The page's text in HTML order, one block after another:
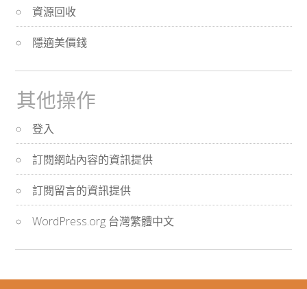
資源回收
隱適美價錢
其他操作
登入
訂閱網站內容的資訊提供
訂閱留言的資訊提供
WordPress.org 台灣繁體中文